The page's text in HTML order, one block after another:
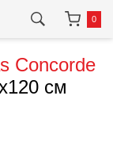
0
Concorde
см